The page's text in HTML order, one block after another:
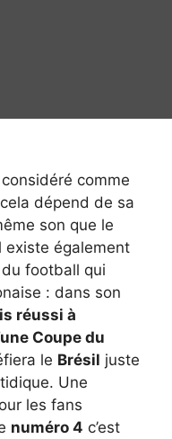
comme
dépend de sa
son que le
existe également
football qui
: dans son
réussi à
Coupe du
le Brésil juste
Une
les fans
numéro 4 c’est